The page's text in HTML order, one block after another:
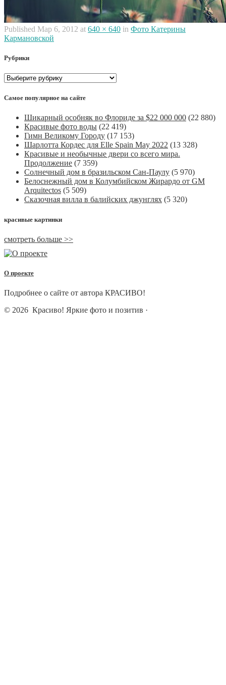
Published Мар 6, 2012 at 640 × 640 in Фото Катерины
Кармановской
Рубрики
Рубрики
Самое популярное на сайте
Шикарный особняк во Флориде за $22 000 000 (22 880)
Красивые фото воды (22 419)
Гимн Великому Городу (17 153)
Шарлотта Кордес для Elle Spain May 2022 (13 328)
Красивые и необычные двери со всего мира.
Продолжение (7 359)
Солнечный дом в бразильском Сан-Паулу (5 970)
Белоснежный дом в Колумбийском Жирардо от GM
Arquitectos (5 509)
Сказочная вилла в балийских джунглях (5 320)
красивые картинки
смотреть больше >>
О проекте
Подробнее о сайте от автора КРАСИВО!
© 2026 Красиво! Яркие фото и позитив ·